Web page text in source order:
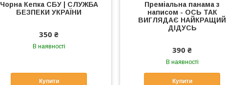
Чорна Кепка СБУ | CЛУЖБА
БЕЗПЕКИ УКРАЇНИ
350 ₴
В наявності
Купити
Преміальна панама з
написом - ОСЬ ТАК
ВИГЛЯДАЄ НАЙКРАЩИЙ
ДІДУСЬ
390 ₴
В наявності
Купити